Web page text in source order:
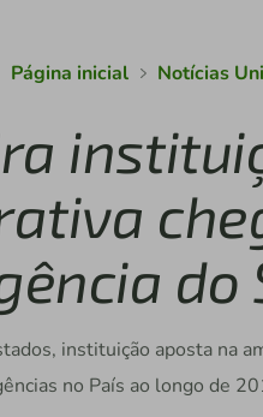
Página inicial Notícias
do
instituição aposta na
no País ao longo de